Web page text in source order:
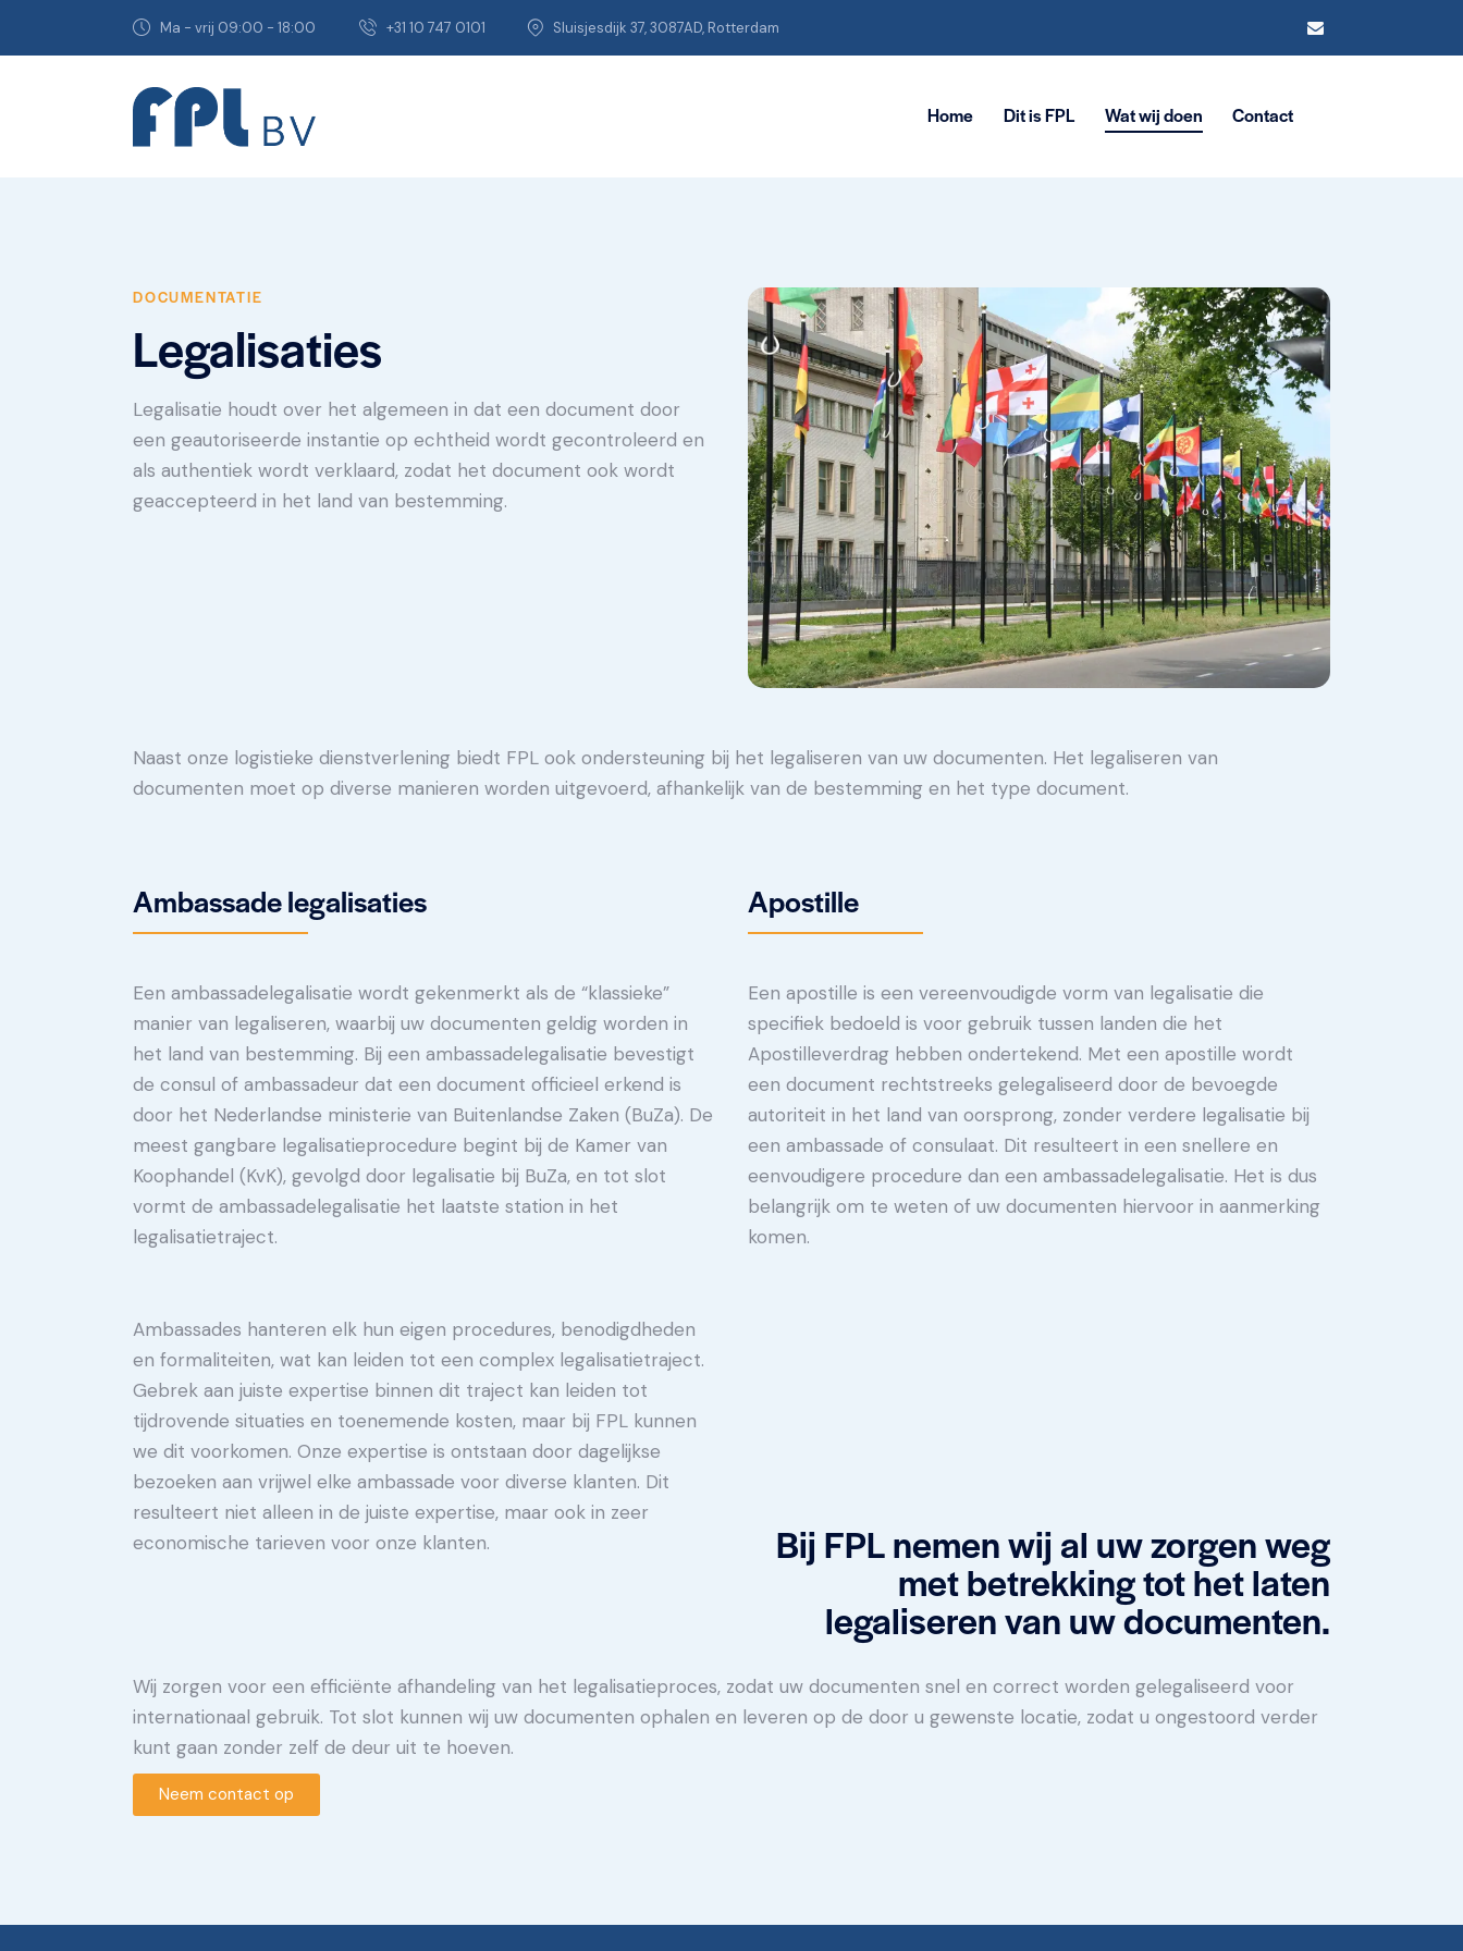
Ma - vrij 09:00 - 18:00 +31 10 747 0101 Sluisjesdijk 37, 3087AD, Rotterdam
Home Dit is FPL Wat wij doen Contact
DOCUMENTATIE
Legalisaties
Legalisatie houdt over het algemeen in dat een document door
een geautoriseerde instantie op echtheid wordt gecontroleerd en
als authentiek wordt verklaard, zodat het document ook wordt
geaccepteerd in het land van bestemming.
Naast onze logistieke dienstverlening biedt FPL ook ondersteuning bij het legaliseren van uw documenten. Het legaliseren van
documenten moet op diverse manieren worden uitgevoerd, afhankelijk van de bestemming en het type document.
Ambassade legalisaties
Een ambassadelegalisatie wordt gekenmerkt als de “klassieke”
manier van legaliseren, waarbij uw documenten geldig worden in
het land van bestemming. Bij een ambassadelegalisatie bevestigt
de consul of ambassadeur dat een document officieel erkend is
door het Nederlandse ministerie van Buitenlandse Zaken (BuZa). De
meest gangbare legalisatieprocedure begint bij de Kamer van
Koophandel (KvK), gevolgd door legalisatie bij BuZa, en tot slot
vormt de ambassadelegalisatie het laatste station in het
legalisatietraject.
Ambassades hanteren elk hun eigen procedures, benodigdheden
en formaliteiten, wat kan leiden tot een complex legalisatietraject.
Gebrek aan juiste expertise binnen dit traject kan leiden tot
tijdrovende situaties en toenemende kosten, maar bij FPL kunnen
we dit voorkomen. Onze expertise is ontstaan door dagelijkse
bezoeken aan vrijwel elke ambassade voor diverse klanten. Dit
resulteert niet alleen in de juiste expertise, maar ook in zeer
economische tarieven voor onze klanten.
Apostille
Een apostille is een vereenvoudigde vorm van legalisatie die
specifiek bedoeld is voor gebruik tussen landen die het
Apostilleverdrag hebben ondertekend. Met een apostille wordt
een document rechtstreeks gelegaliseerd door de bevoegde
autoriteit in het land van oorsprong, zonder verdere legalisatie bij
een ambassade of consulaat. Dit resulteert in een snellere en
eenvoudigere procedure dan een ambassadelegalisatie. Het is dus
belangrijk om te weten of uw documenten hiervoor in aanmerking
komen.
Bij FPL nemen wij al uw zorgen weg
met betrekking tot het laten
legaliseren van uw documenten.
Wij zorgen voor een efficiënte afhandeling van het legalisatieproces, zodat uw documenten snel en correct worden gelegaliseerd voor
internationaal gebruik. Tot slot kunnen wij uw documenten ophalen en leveren op de door u gewenste locatie, zodat u ongestoord verder
kunt gaan zonder zelf de deur uit te hoeven.
Neem contact op